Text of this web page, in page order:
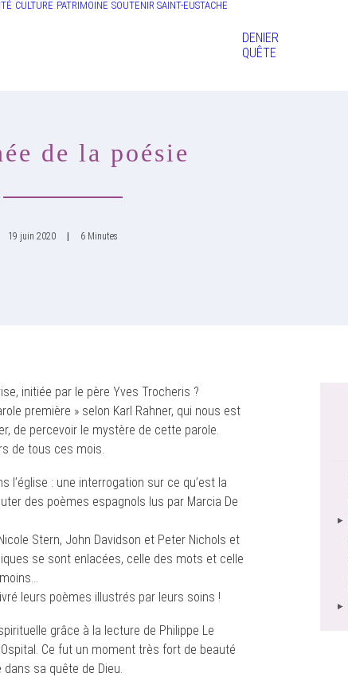
CULTURE PATRIMOINE SOUTENIR SAINT-EUSTACHE
DENIER
QUÊTE
de la poésie
19 juin 2020 6 Minutes
initiée par le père Yves Trocheris ?
première » selon Karl Rahner, qui nous est
de percevoir le mystère de cette parole.
de tous ces mois.
l’église : une interrogation sur ce qu’est la
des poèmes espagnols lus par Marcia De
Stern, John Davidson et Peter Nichols et
se sont enlacées, celle des mots et celle
leurs poèmes illustrés par leurs soins !
grâce à la lecture de Philippe Le
Ce fut un moment très fort de beauté
sa quête de Dieu.